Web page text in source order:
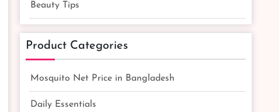
Beauty Tips
Product Categories
Mosquito Net Price in Bangladesh
Daily Essentials